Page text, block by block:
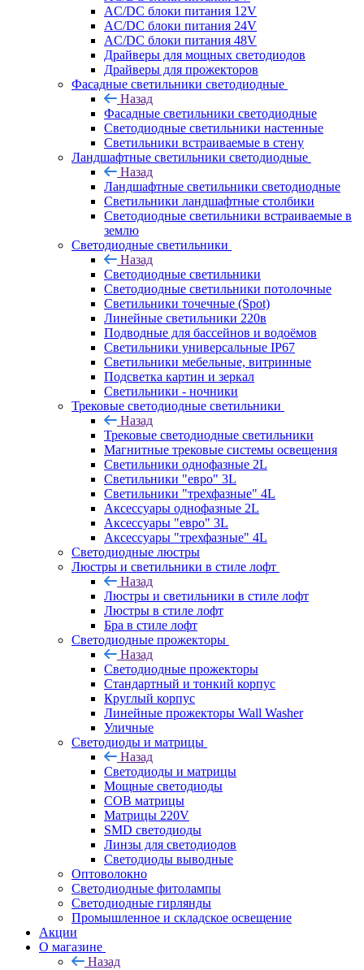
AC/DC блоки питания 12V
AC/DC блоки питания 24V
AC/DC блоки питания 48V
Драйверы для мощных светодиодов
Драйверы для прожекторов
Фасадные светильники светодиодные
Назад
Фасадные светильники светодиодные
Светодиодные светильники настенные
Светильники встраиваемые в стену
Ландшафтные светильники светодиодные
Назад
Ландшафтные светильники светодиодные
Светильники ландшафтные столбики
Светодиодные светильники встраиваемые в
землю
Светодиодные светильники
Назад
Светодиодные светильники
Светодиодные светильники потолочные
Светильники точечные (Spot)
Линейные светильники 220в
Подводные для бассейнов и водоёмов
Светильники универсальные IP67
Светильники мебельные, витринные
Подсветка картин и зеркал
Светильники - ночники
Трековые светодиодные светильники
Назад
Трековые светодиодные светильники
Магнитные трековые системы освещения
Светильники однофазные 2L
Светильники "евро" 3L
Светильники "трехфазные" 4L
Аксессуары однофазные 2L
Аксессуары "евро" 3L
Аксессуары "трехфазные" 4L
Светодиодные люстры
Люстры и светильники в стиле лофт
Назад
Люстры и светильники в стиле лофт
Люстры в стиле лофт
Бра в стиле лофт
Светодиодные прожекторы
Назад
Светодиодные прожекторы
Стандартный и тонкий корпус
Круглый корпус
Линейные прожекторы Wall Washer
Уличные
Светодиоды и матрицы
Назад
Светодиоды и матрицы
Мощные светодиоды
COB матрицы
Матрицы 220V
SMD светодиоды
Линзы для светодиодов
Светодиоды выводные
Оптоволокно
Светодиодные фитолампы
Светодиодные гирлянды
Промышленное и складское освещение
Акции
О магазине
Назад